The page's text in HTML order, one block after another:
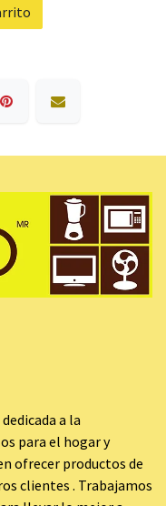
a la
para el hogar y
ofrecer productos de
clientes . Trabajamos